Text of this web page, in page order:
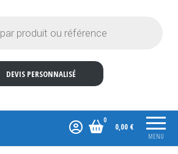
DEVIS PERSONNALISÉ
MENU
0
0,00 €